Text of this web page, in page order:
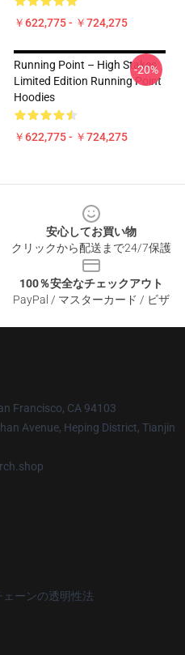
￥622,775 - ￥724,275
Running Point – High Stakes
Limited Edition Running Point
Hoodies
￥622,775 - ￥724,275
-20%
安心してお買い物
クリックから配送まで24/7保護
100％安全なチェックアウト
PayPal / マスターカード / ビザ
Francisco, CA 94103
Avenue, Heping District, Tianjin
ェーンの透明性法